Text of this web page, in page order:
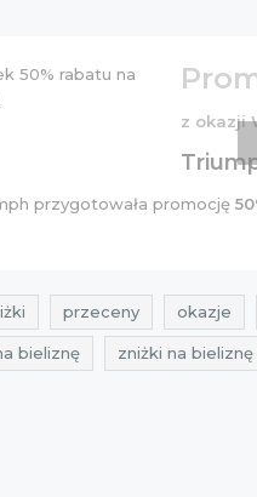
z okazji
przygotowała promocję
przeceny okazje
bieliznę zniżki na bieliznę